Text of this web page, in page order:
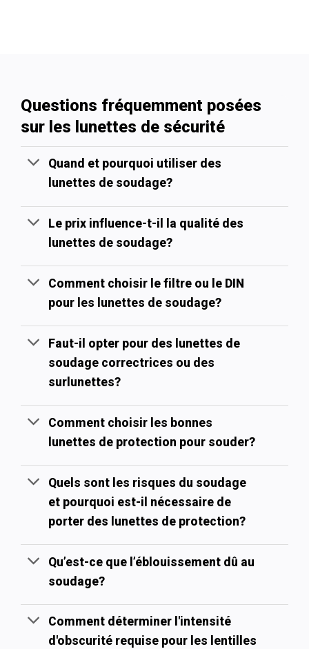
Questions fréquemment posées
sur les lunettes de sécurité
Quand et pourquoi utiliser des
lunettes de soudage?
Le prix influence-t-il la qualité des
lunettes de soudage?
Comment choisir le filtre ou le DIN
pour les lunettes de soudage?
Faut-il opter pour des lunettes de
soudage correctrices ou des
surlunettes?
Comment choisir les bonnes
lunettes de protection pour souder?
Quels sont les risques du soudage
et pourquoi est-il nécessaire de
porter des lunettes de protection?
Qu’est-ce que l’éblouissement dû au
soudage?
Comment déterminer l'intensité
d'obscurité requise pour les lentilles